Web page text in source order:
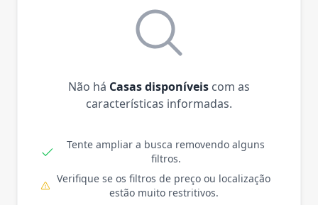
Não há Casas disponíveis com as
características informadas.
Tente ampliar a busca removendo alguns
filtros.
Verifique se os filtros de preço ou localização
estão muito restritivos.